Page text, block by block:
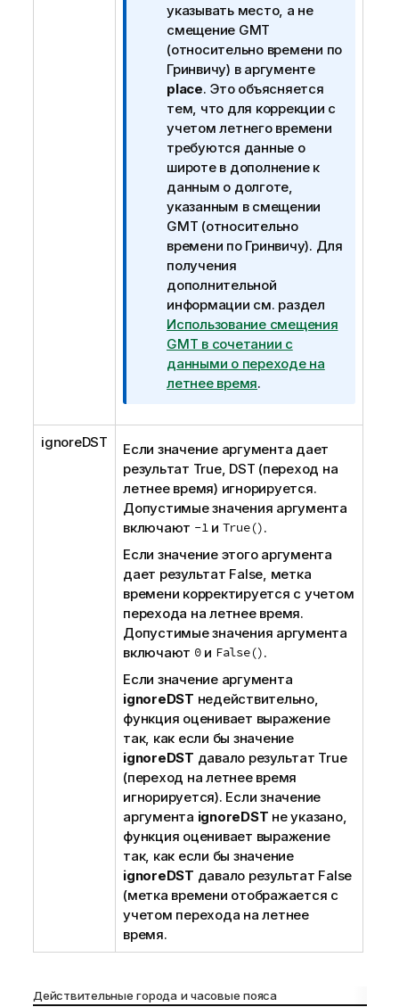
а
н
и
е
к
и
н
ф
о
р
м
а
ц
и
и
указывать место, а не
смещение GMT
(относительно времени по
Гринвичу) в аргументе
place. Это объясняется
тем, что для коррекции с
учетом летнего времени
требуются данные о
широте в дополнение к
данным о долготе,
указанным в смещении
GMT (относительно
времени по Гринвичу). Для
получения
дополнительной
информации см. раздел
Использование смещения
GMT в сочетании с
данными о переходе на
летнее время.
ignoreDST
Если значение аргумента дает
результат True, DST (переход на
летнее время) игнорируется.
Допустимые значения аргумента
включают -1и True().
Если значение этого аргумента
дает результат False , метка
времени корректируется с учетом
перехода на летнее время.
Допустимые значения аргумента
включают 0и False().
Если значение аргумента
ignoreDST недействительно,
функция оценивает выражение
так, как если бы значение
ignoreDST давало результат True
(переход на летнее время
игнорируется). Если значение
аргумента ignoreDST не указано,
функция оценивает выражение
так, как если бы значение
ignoreDST давало результат False
(метка времени отображается с
учетом перехода на летнее
время.
Действительные города и часовые пояса